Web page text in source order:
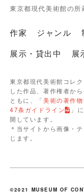
東京都現代美術館の所
作家 ジャンル
展示・貸出中
展
東京都現代美術館コレ
した作品、著作権者か
ともに、「美術の著作
47条ガイドライン
」
開しています。
＊当サイトから画像・
じます。
©2021 MUSEUM OF